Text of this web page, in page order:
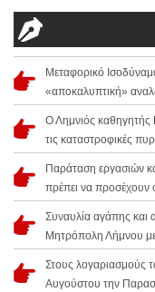
Μεταφορικό
«αποκαλυπτική»
Ο Λημνιός καθηγητής
τις καταστροφικές
Παράταση εργασιών
πρέπει να προσέχουν
Συναυλία αγάπης και
Μητρόπολη Λήμνου
Στους λογαριασμούς
Αυγούστου την